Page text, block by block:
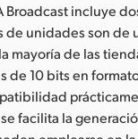
Broadcast incluye
de unidades son
mayoría de las
de 10 bits en
facilita la